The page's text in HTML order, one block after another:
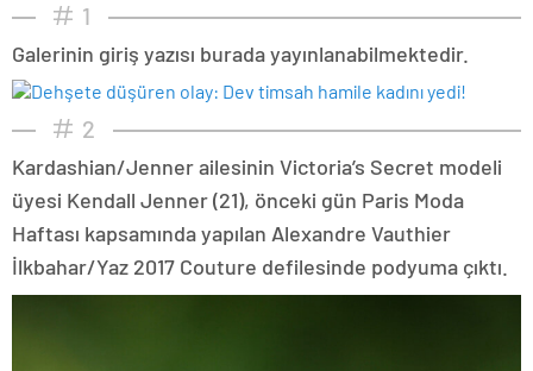
1
Galerinin giriş yazısı burada yayınlanabilmektedir.
2
Kardashian/Jenner ailesinin Victoria’s Secret modeli
üyesi Kendall Jenner (21), önceki gün Paris Moda
Haftası kapsamında yapılan Alexandre Vauthier
İlkbahar/Yaz 2017 Couture defilesinde podyuma çıktı.